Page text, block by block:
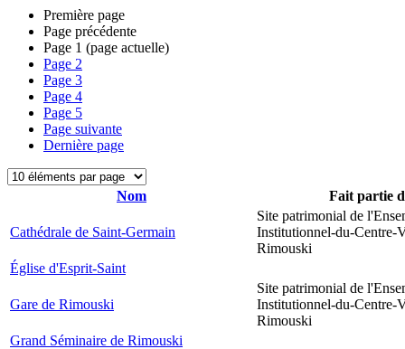
Première page
Page précédente
Page 1 (page actuelle)
Page 2
Page 3
Page 4
Page 5
Page suivante
Dernière page
Nom Fait partie
Cathédrale de Saint-Germain
Site patrimonial de
Institutionnel-du-Centre-
Rimouski
Église d'Esprit-Saint
Gare de Rimouski
Site patrimonial de
Institutionnel-du-Centre-
Rimouski
Grand Séminaire de Rimouski